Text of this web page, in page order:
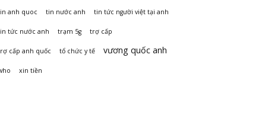
anh quoc tin nước anh tin tức người việt tại anh
tức nước anh trạm 5g trợ cấp
cấp anh quốc tổ chức y tế vương quốc anh
xin tiền